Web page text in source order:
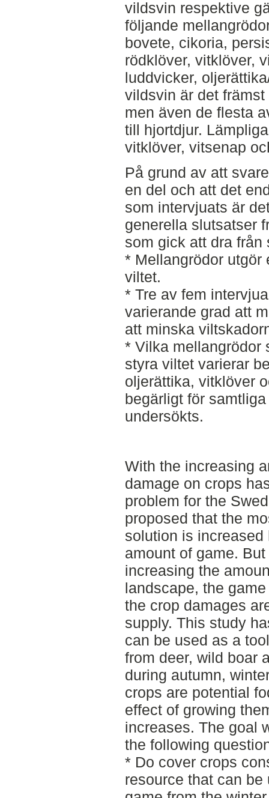
vildsvin respektive
följande
bovete, cikoria,
rödklöver, vitklöver,
luddvicker,
vildsvin är det
men även de flesta
till hjortdjur.
vitklöver, vitsenap
På grund av att
en del och att det
som intervjuats är
generella slutsatser
som gick att dra från
* Mellangrödor utgör
viltet.
* Tre av fem
varierande grad att
att minska
* Vilka mellangrödor
styra viltet varierar
oljerättika, vitklöver
begärligt för
undersökts.
With the increasing
damage on crops
problem for the
proposed that the
solution is
amount of game.
increasing the
landscape, the
the crop damages
supply. This study
can be used as a
from deer, wild boar
during autumn,
crops are potential
effect of growing
increases. The goal
the following
* Do cover crops
resource that can